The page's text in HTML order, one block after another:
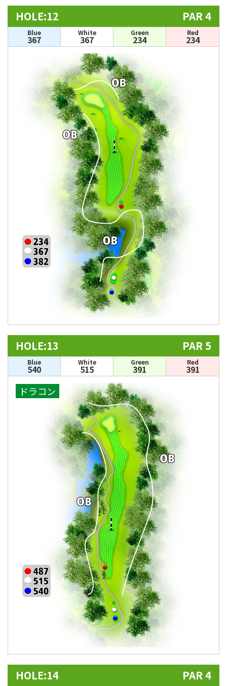
HOLE:12 PAR 4
Blue
367
White
367
Green
234
Red
234
HOLE:13 PAR 5
Blue
540
White
515
Green
391
Red
391
ドラコン
HOLE:14 PAR 4